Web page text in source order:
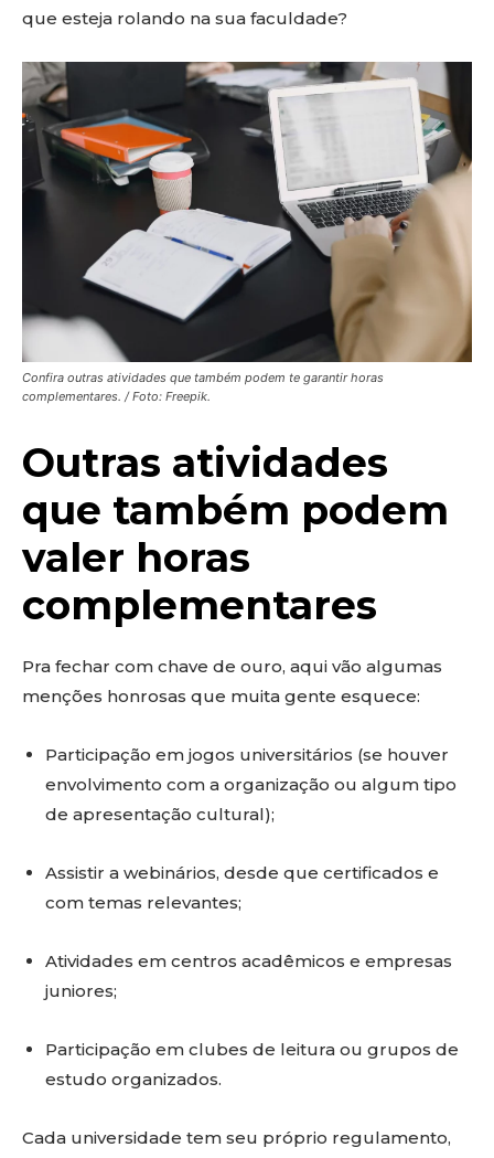
que esteja rolando na sua faculdade?
Confira outras atividades que também podem te garantir horas
complementares. / Foto: Freepik.
Outras atividades
que também podem
valer horas
complementares
Pra fechar com chave de ouro, aqui vão algumas
menções honrosas que muita gente esquece:
Participação em jogos universitários (se houver
envolvimento com a organização ou algum tipo
de apresentação cultural);
Assistir a webinários, desde que certificados e
com temas relevantes;
Atividades em centros acadêmicos e empresas
juniores;
Participação em clubes de leitura ou grupos de
estudo organizados.
Cada universidade tem seu próprio regulamento,